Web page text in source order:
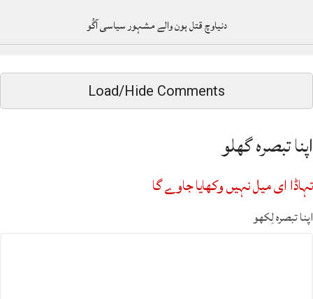
دنیاوچ قتل ہون والے مشہور سیاسی آگُو
Load/Hide Comments
اپنا تبصرہ گھلو
تہاڈا ای میل نہیں وکھایا جاوے گا
اپنا تبصرہ لِکھو